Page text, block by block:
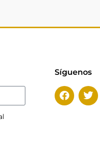
Síguenos